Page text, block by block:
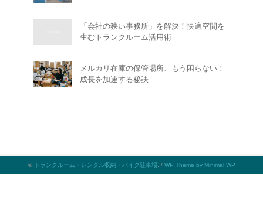
「会社の狭い事務所」を解決！快適空間を
生むトランクルーム活用術
メルカリ在庫の保管場所、もう困らない！
成長を加速する秘訣
© トランクルーム・レンタル収納・バイク駐車場 . / WP Theme by Minimal WP